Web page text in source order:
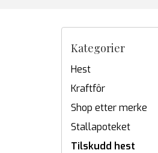
Kategorier
Hest
Kraftfôr
Shop etter merke
Stallapoteket
Tilskudd hest